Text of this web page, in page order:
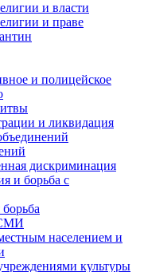
и власти
и праве
и полицейское
и ликвидация
дискриминация
и борьба с
населением и
культуры